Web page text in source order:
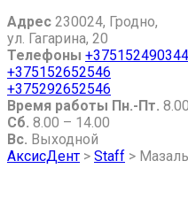
Адрес 230024, Гродно,
ул. Гагарина, 20
Телефоны +375152490344
+375152652546
+375292652546
Время работы Пн.-Пт.
Сб. 8.00 – 14.00
Вс. Выходной
АксисДент > Staff >